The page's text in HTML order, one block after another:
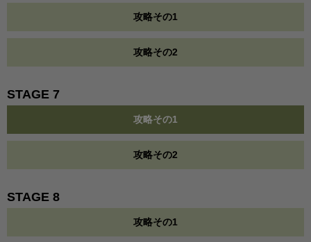
攻略その1
攻略その2
STAGE 7
攻略その1
攻略その2
STAGE 8
攻略その1